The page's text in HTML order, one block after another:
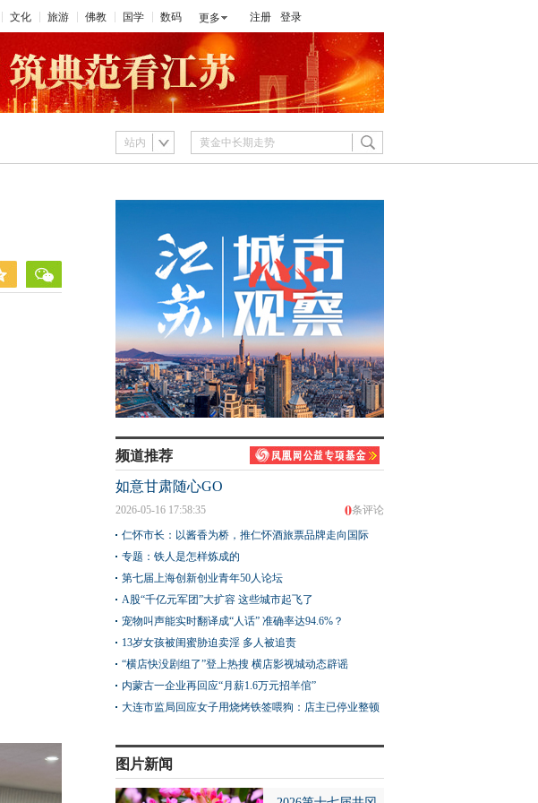
文化 旅游 佛教 国学 数码 更多 注册 登录
站内
频道推荐
如意甘肃随心GO
0条评论
2026-05-16 17:58:35
仁怀市长：以酱香为桥，推仁怀酒旅票品牌走向国际
专题：铁人是怎样炼成的
第七届上海创新创业青年50人论坛
A股“千亿元军团”大扩容 这些城市起飞了
宠物叫声能实时翻译成“人话” 准确率达94.6%？
13岁女孩被闺蜜胁迫卖淫 多人被追责
“横店快没剧组了”登上热搜 横店影视城动态辟谣
内蒙古一企业再回应“月薪1.6万元招羊倌”
大连市监局回应女子用烧烤铁签喂狗：店主已停业整顿
图片新闻